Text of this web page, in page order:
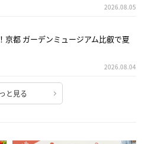
2026.08.05
京都 ガーデンミュージアム比叡で夏
2026.08.04
と見る